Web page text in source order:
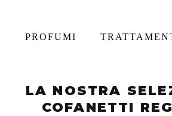
PROFUMI
LA NOSTRA
COFANETTI